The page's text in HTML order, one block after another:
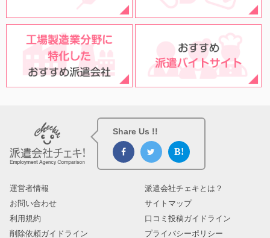
Share Us !!
運営者情報
派遣会社チェキとは？
お問い合わせ
サイトマップ
利用規約
口コミ投稿ガイドライン
削除依頼ガイドライン
プライバシーポリシー